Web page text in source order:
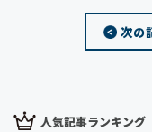
o
i
t
r
次の
人気記事ランキング